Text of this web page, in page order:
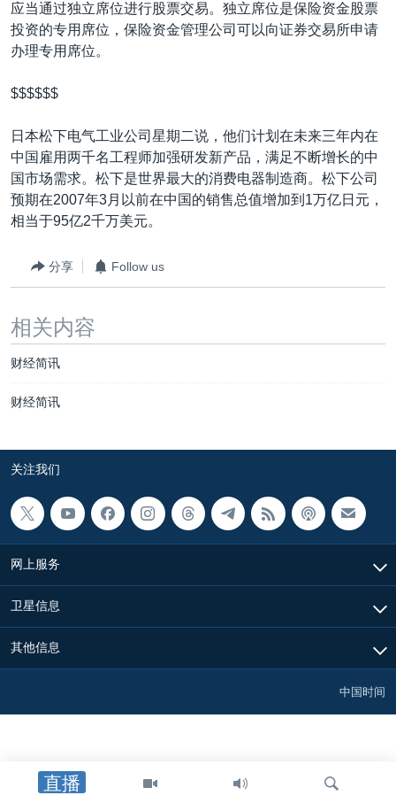
直播
应当通过独立席位进行股票交易。独立席位是保险资金股票
投资的专用席位，保险资金管理公司可以向证券交易所申请
办理专用席位。
$$$$$$
日本松下电气工业公司星期二说，他们计划在未来三年内在
中国雇用两千名工程师加强研发新产品，满足不断增长的中
国市场需求。松下是世界最大的消费电器制造商。松下公司
预期在2007年3月以前在中国的销售总值增加到1万亿日元，
相当于95亿2千万美元。
分享 Follow us
相关内容
财经简讯
财经简讯
关注我们
网上服务
卫星信息
其他信息
中国时间